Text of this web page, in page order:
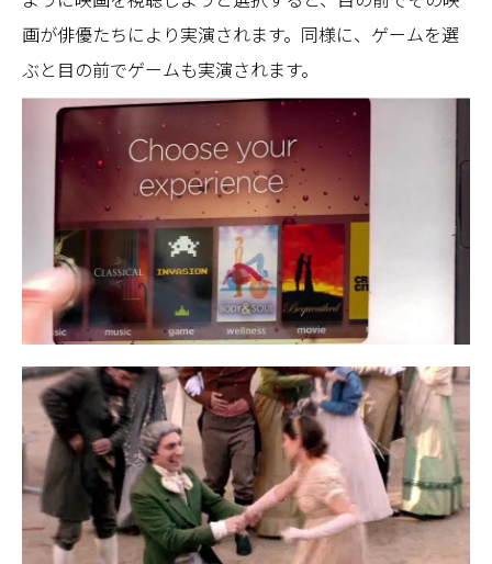
画が俳優たちにより実演されます。同様に、ゲームを選
ぶと目の前でゲームも実演されます。